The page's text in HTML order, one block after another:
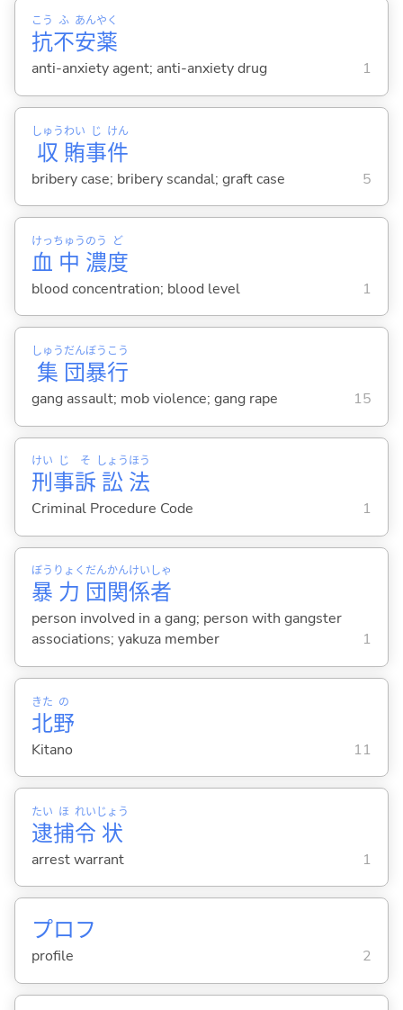
抗
こう
不
ふ
安
あん
薬
やく
anti-anxiety agent; anti-anxiety drug 1
収
しゅう
賄
わい
事
じ
件
けん
bribery case; bribery scandal; graft case 5
血
けっ
中
ちゅう
濃
のう
度
ど
blood concentration; blood level 1
集
しゅう
団
だん
暴
ぼう
行
こう
gang assault; mob violence; gang rape 15
刑
けい
事
じ
訴
そ
訟
しょう
法
ほう
Criminal Procedure Code 1
暴
ぼう
力
りょく
団
だん
関
かん
係
けい
者
しゃ
person involved in a gang; person with gangster
associations; yakuza member
1
北
きた
野
の
Kitano 11
逮
たい
捕
ほ
令
れい
状
じょう
arrest warrant 1
プロフ
profile 2